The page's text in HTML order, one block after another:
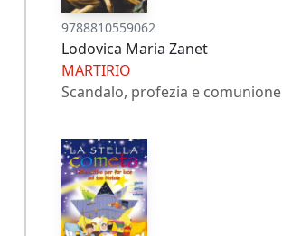
9788810559062
Lodovica Maria Zanet
MARTIRIO
Scandalo, profezia e comunione